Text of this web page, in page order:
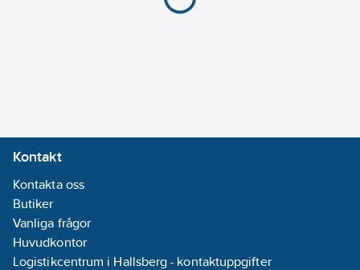
Kontakt
Kontakta oss
Butiker
Vanliga frågor
Huvudkontor
Logistikcentrum i Hallsberg - kontaktuppgifter